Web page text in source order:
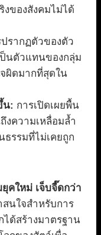
ของสังคมไม่ได้
ปรากฏตัวของตัว
ป็นตัวแทนของกลุ่ม
ผิดมากที่สุดใน
น: การเปิดเผยพื้น
งความเหลื่อมล้ำ
รรมที่ไม่เคยถูก
คใหม่ เจ็บจี๊ดกว่า
นใจสำหรับการ
ได้สร้างมาตรฐาน